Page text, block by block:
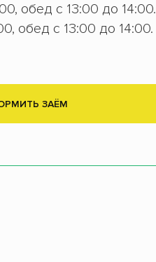
обед с 13:00 до 14:00.
обед с 13:00 до 14:00.
ЗАЁМ